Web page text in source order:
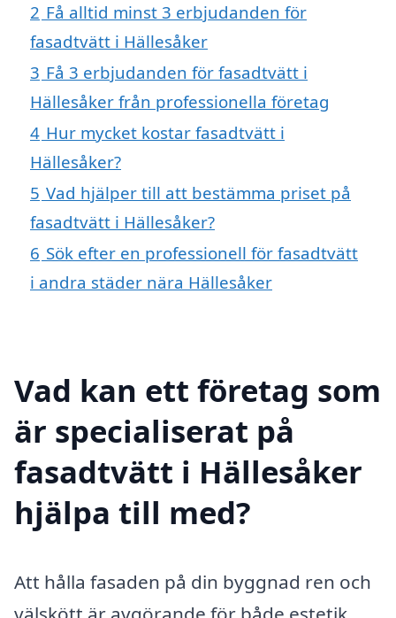
2 Få alltid minst 3 erbjudanden för
fasadtvätt i Hällesåker
3 Få 3 erbjudanden för fasadtvätt i
Hällesåker från professionella företag
4 Hur mycket kostar fasadtvätt i
Hällesåker?
5 Vad hjälper till att bestämma priset på
fasadtvätt i Hällesåker?
6 Sök efter en professionell för fasadtvätt
i andra städer nära Hällesåker
Vad kan ett företag som
är specialiserat på
fasadtvätt i Hällesåker
hjälpa till med?
Att hålla fasaden på din byggnad ren och